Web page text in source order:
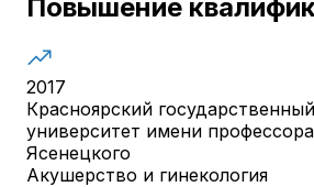
Повышение
2017
Красноярский
университет имени
Ясенецкого
Акушерство и гинекология